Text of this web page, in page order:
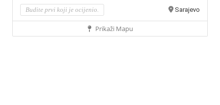
Budite prvi koji je ocijenio.
Sarajevo
Prikaži Mapu